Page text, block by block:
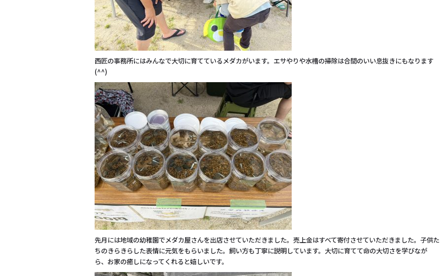
西匠の事務所にはみんなで大切に育てているメダカがいます。エサやりや水槽の掃除は合間のいい息抜きにもなります
(^^)
先月には地域の幼稚園でメダカ屋さんを出店させていただきました。売上金はすべて寄付させていただきました。子供た
ちのきらきらした表情に元気をもらいました。飼い方も丁寧に説明しています。大切に育てて命の大切さを学びなが
ら、お家の癒しになってくれると嬉しいです。